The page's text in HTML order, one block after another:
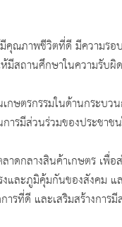
ภาพชีวิตที่ดี มีความรอ
านศึกษาในความรับผิด
รกรรมในด้านกระบวนก
ส่วนร่วมของประชาชน
ลางสินค้าเกษตร เพื่อส่
ะภูมิคุ้มกันของสังคม แล
ดี และเสริมสร้างการมี